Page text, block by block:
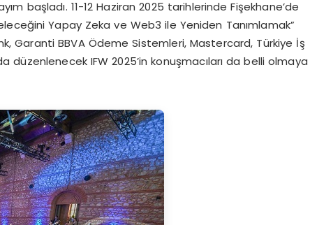
başladı. 11-12 Haziran 2025 tarihlerinde Fişekhane’de
Yapay Zeka ve Web3 ile Yeniden Tanımlamak”
Garanti BBVA Ödeme Sistemleri, Mastercard, Türkiye İş
düzenlenecek IFW 2025’in konuşmacıları da belli olmaya